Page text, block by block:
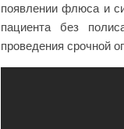
появлении флюса и
пациента без
проведения срочной